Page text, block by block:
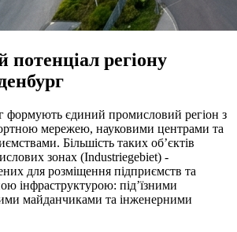
регіону
формують єдиний промисловий регіон з
мережею, науковими центрами та
Більшість таких об’єктів
зонах (Industriegebiet) -
для розміщення підприємств та
інфраструктурою: під’їзними
майданчиками та інженерними